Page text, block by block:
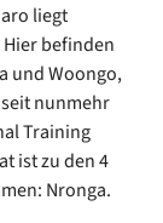
liegt
befinden
und Woongo,
nunmehr
Training
ist zu den 4
Nronga.